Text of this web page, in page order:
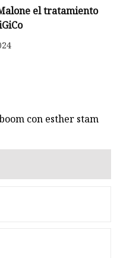
el tratamiento
con esther stam